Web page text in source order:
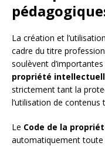
La création et
cadre du titre
soulèvent
propriété
strictement tant la
l’utilisation de contenus
Le Code de la
automatiquement toute